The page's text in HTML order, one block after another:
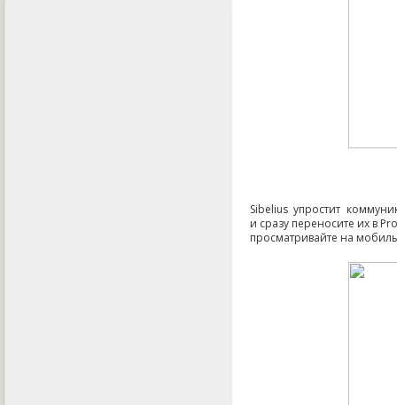
Sibelius упростит
и сразу переносите их в
просматривайте на